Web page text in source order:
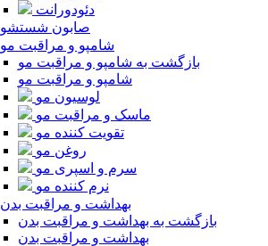
دئودورانت
صابون شستشو
شامپو و مراقبت مو
بازگشت به شامپو و مراقبت مو
شامپو و مراقبت مو
لوسیون مو
ماسک و مراقبت مو
تقویت کننده مو
روغن مو
سرم و اسپری مو
نرم کننده مو
بهداشت و مراقبت بدن
بازگشت به بهداشت و مراقبت بدن
بهداشت و مراقبت بدن